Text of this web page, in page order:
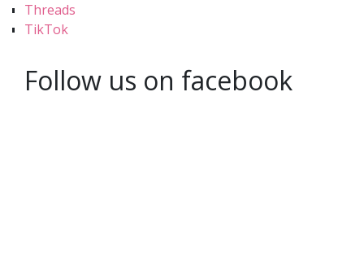
Threads
TikTok
Follow us on facebook